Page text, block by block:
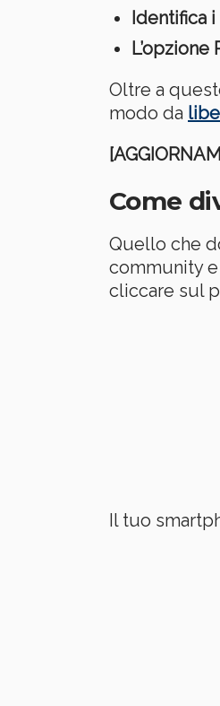
Identifica
L’opzione
Oltre a
modo da
Come
Quello che
community
cliccare sul
Il tuo